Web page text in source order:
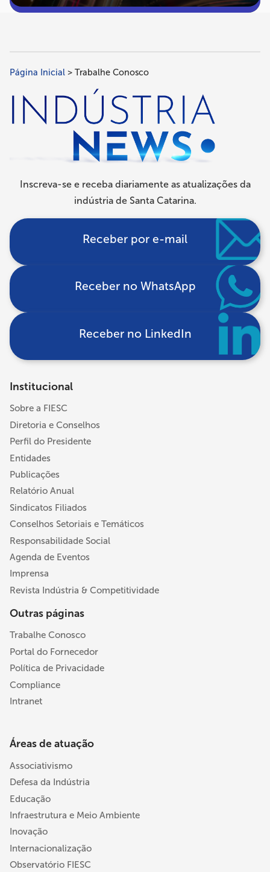
Trilha
de
navegação
Página Inicial Trabalhe Conosco
Inscreva-se e receba diariamente as atualizações da
indústria de Santa Catarina.
Receber por e-mail
Receber no WhatsApp
Receber no LinkedIn
Institucional
Sobre a FIESC
Diretoria e Conselhos
Perfil do Presidente
Entidades
Publicações
Relatório Anual
Sindicatos Filiados
Conselhos Setoriais e Temáticos
Responsabilidade Social
Agenda de Eventos
Imprensa
Revista Indústria & Competitividade
Outras páginas
Trabalhe Conosco
Portal do Fornecedor
Política de Privacidade
Compliance
Intranet
Áreas de atuação
Associativismo
Defesa da Indústria
Educação
Infraestrutura e Meio Ambiente
Inovação
Internacionalização
Observatório FIESC